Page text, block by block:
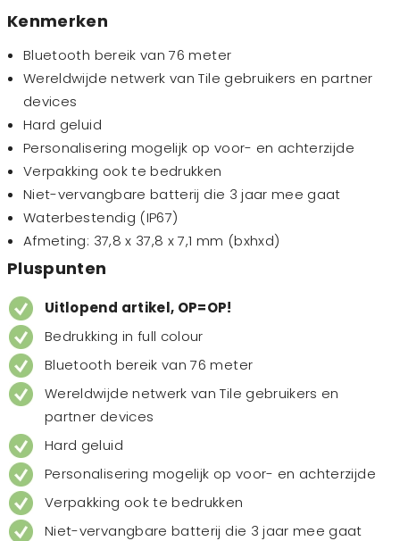
Kenmerken
Bluetooth bereik van 76 meter
Wereldwijde netwerk van Tile gebruikers en partner
devices
Hard geluid
Personalisering mogelijk op voor- en achterzijde
Verpakking ook te bedrukken
Niet-vervangbare batterij die 3 jaar mee gaat
Waterbestendig (IP67)
Afmeting: 37,8 x 37,8 x 7,1 mm (bxhxd)
Pluspunten
Uitlopend artikel, OP=OP!
Bedrukking in full colour
Bluetooth bereik van 76 meter
Wereldwijde netwerk van Tile gebruikers en
partner devices
Hard geluid
Personalisering mogelijk op voor- en achterzijde
Verpakking ook te bedrukken
Niet-vervangbare batterij die 3 jaar mee gaat